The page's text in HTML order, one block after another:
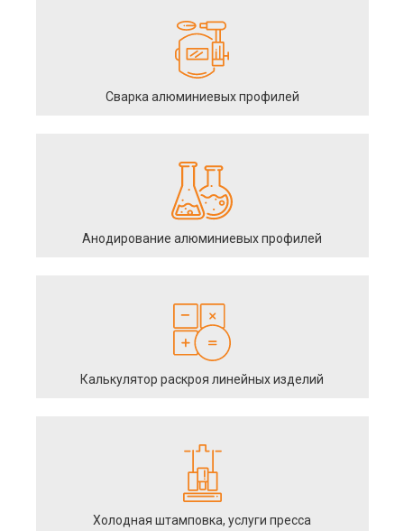
Сварка алюминиевых профилей
Анодирование алюминиевых профилей
Калькулятор раскроя линейных изделий
Холодная штамповка, услуги пресса